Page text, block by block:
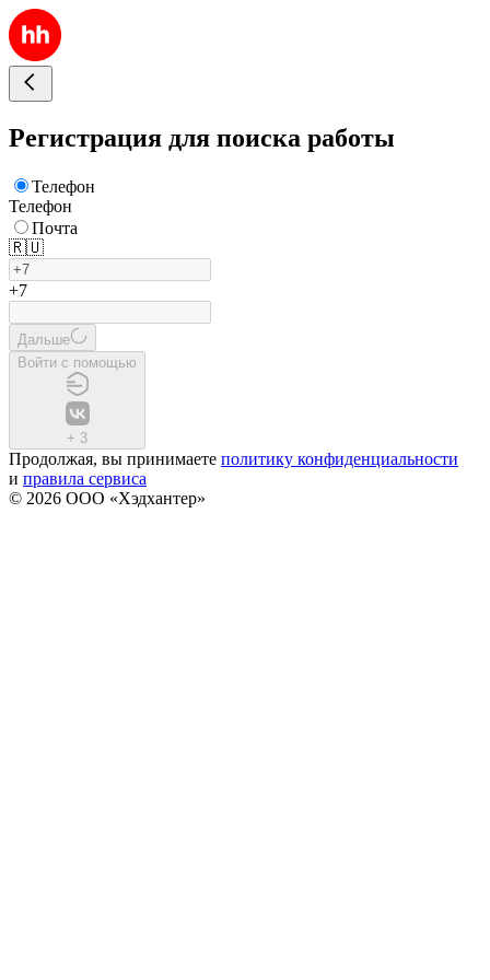
Регистрация для поиска работы
Телефон
Телефон
Почта
🇷🇺
+7
Дальше
Войти с помощью
+ 3
Продолжая, вы принимаете политику конфиденциальности
и правила сервиса
© 2026 ООО «Хэдхантер»